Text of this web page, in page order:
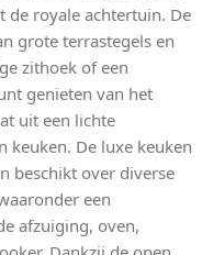
royale achtertuin. De
grote terrastegels en
zithoek of een
genieten van het
uit een lichte
keuken. De luxe keuken
beschikt over diverse
een
afzuiging, oven,